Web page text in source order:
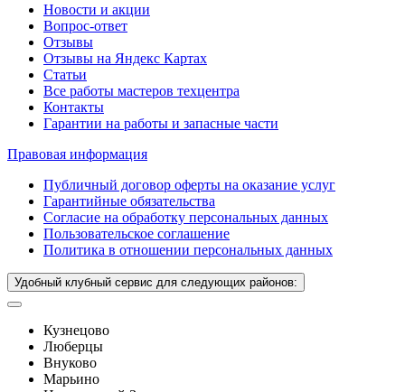
Новости и акции
Вопрос-ответ
Отзывы
Отзывы на Яндекс Картах
Статьи
Все работы мастеров техцентра
Контакты
Гарантии на работы и запасные части
Правовая информация
Публичный договор оферты на оказание услуг
Гарантийные обязательства
Согласие на обработку персональных данных
Пользовательское соглашение
Политика в отношении персональных данных
Удобный клубный сервис для следующих районов:
Кузнецово
Люберцы
Внуково
Марьино